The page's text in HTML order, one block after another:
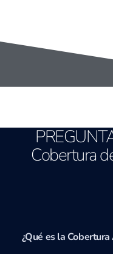
Cobertura
¿Qué es la